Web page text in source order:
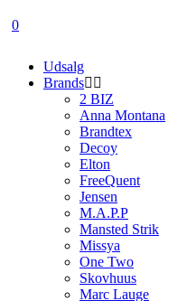
0
Udsalg
Brands
2 BIZ
Anna Montana
Brandtex
Decoy
Elton
FreeQuent
Jensen
M.A.P.P
Mansted Strik
Missya
One Two
Skovhuus
Marc Lauge